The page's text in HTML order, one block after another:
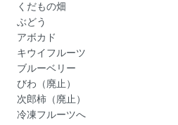
くだもの畑
ぶどう
アボカド
キウイフルーツ
ブルーベリー
びわ（廃止）
次郎柿（廃止）
冷凍フルーツへ